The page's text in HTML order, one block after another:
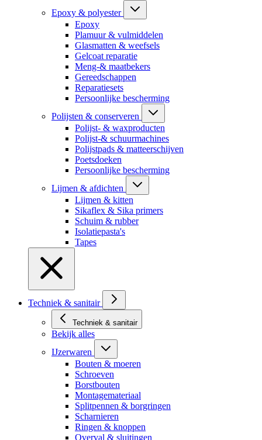
Epoxy & polyester
Epoxy
Plamuur & vulmiddelen
Glasmatten & weefsels
Gelcoat reparatie
Meng-& maatbekers
Gereedschappen
Reparatiesets
Persoonlijke bescherming
Polijsten & conserveren
Polijst- & waxproducten
Polijst-& schuurmachines
Polijstpads & matteerschijven
Poetsdoeken
Persoonlijke bescherming
Lijmen & afdichten
Lijmen & kitten
Sikaflex & Sika primers
Schuim & rubber
Isolatiepasta's
Tapes
Techniek & sanitair
Techniek & sanitair
Bekijk alles
IJzerwaren
Bouten & moeren
Schroeven
Borstbouten
Montagemateriaal
Splitpennen & borgringen
Scharnieren
Ringen & knoppen
Overval & sluitingen